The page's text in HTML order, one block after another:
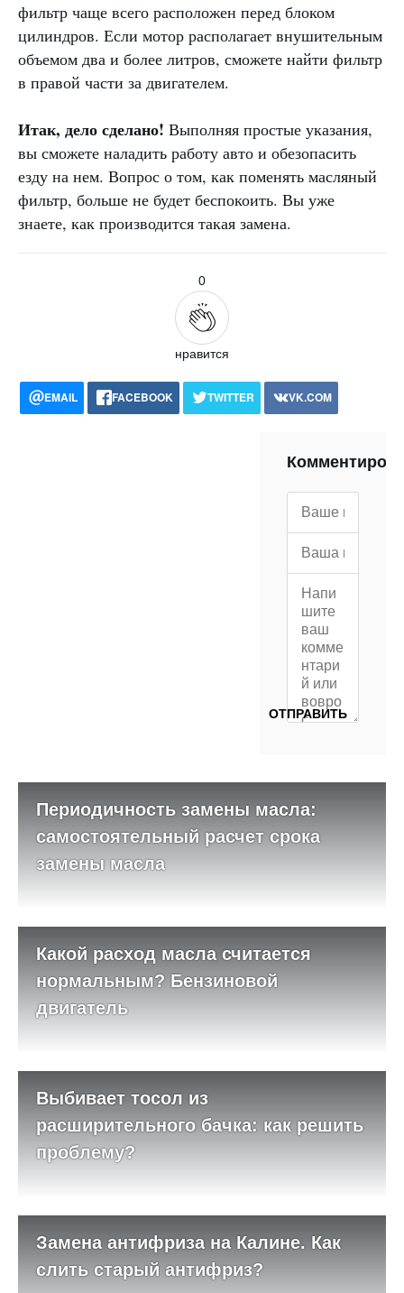
фильтр чаще всего расположен перед блоком
цилиндров. Если мотор располагает внушительным
объемом два и более литров, сможете найти фильтр
в правой части за двигателем.
Итак, дело сделано! Выполняя простые указания,
вы сможете наладить работу авто и обезопасить
езду на нем. Вопрос о том, как поменять масляный
фильтр, больше не будет беспокоить. Вы уже
знаете, как производится такая замена.
0
нравится
EMAIL FACEBOOK TWITTER
VK.COM
Периодичность замены масла:
самостоятельный расчет срока
замены масла
Какой расход масла считается
нормальным? Бензиновой
двигатель
Выбивает тосол из
расширительного бачка: как решить
проблему?
Замена антифриза на Калине. Как
слить старый антифриз?